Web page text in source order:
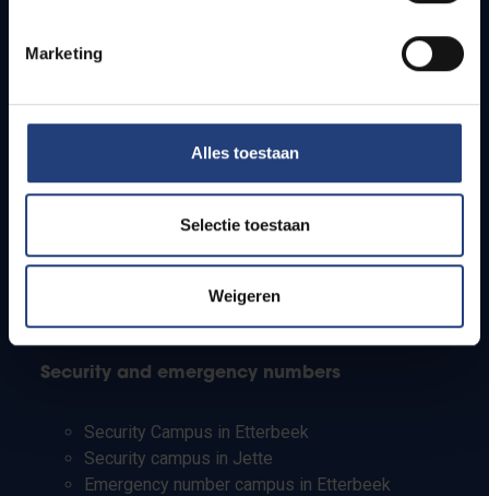
Marketing
Alles toestaan
Selectie toestaan
Weigeren
Students
PhD students
Teachers and secondary schools
Working students
Security and emergency numbers
Security Campus in Etterbeek
Security campus in Jette
Emergency number campus in Etterbeek